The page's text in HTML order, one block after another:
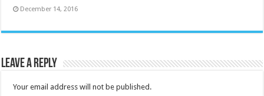
December 14, 2016
Leave a Reply
Your email address will not be published.